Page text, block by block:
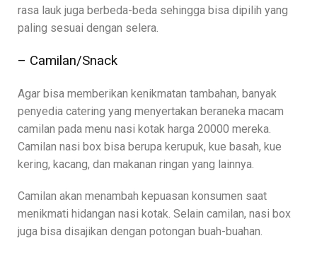
rasa lauk juga berbeda-beda sehingga bisa dipilih yang
paling sesuai dengan selera.
– Camilan/Snack
Agar bisa memberikan kenikmatan tambahan, banyak
penyedia catering yang menyertakan beraneka macam
camilan pada menu nasi kotak harga 20000 mereka.
Camilan nasi box bisa berupa kerupuk, kue basah, kue
kering, kacang, dan makanan ringan yang lainnya.
Camilan akan menambah kepuasan konsumen saat
menikmati hidangan nasi kotak. Selain camilan, nasi box
juga bisa disajikan dengan potongan buah-buahan.